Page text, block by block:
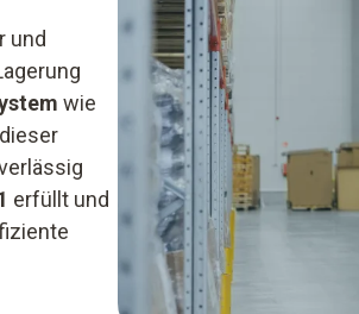
und
wie
erfüllt und